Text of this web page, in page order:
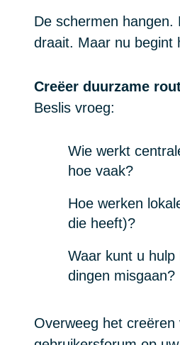
De schermen hangen.
draait. Maar nu begint
Creëer duurzame
Beslis vroeg:
Wie werkt
hoe vaak?
Hoe werken
die heeft)?
Waar kunt u hulp
dingen misgaan?
Overweeg het creëren